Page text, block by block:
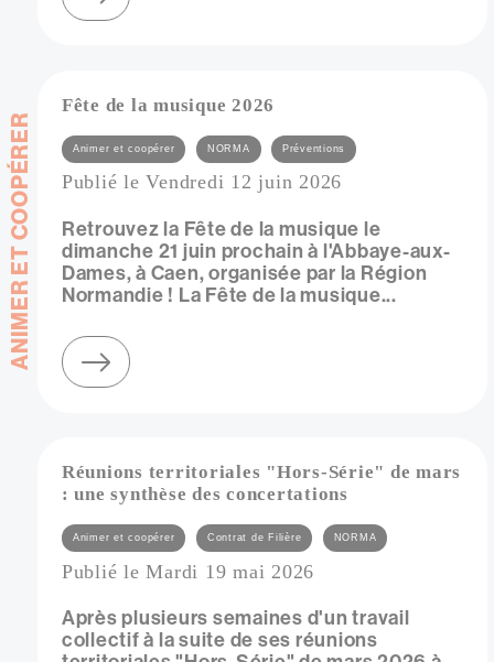
ANIMER ET COOPÉRER
Fête de la musique 2026
Catégories
Animer et coopérer NORMA Préventions
Publié le Vendredi 12 juin 2026
Retrouvez la Fête de la musique le
dimanche 21 juin prochain à l'Abbaye-aux-
Dames, à Caen, organisée par la Région
Normandie ! La Fête de la musique...
Réunions territoriales "Hors-Série" de mars
: une synthèse des concertations
Catégories
Animer et coopérer Contrat de Filière NORMA
Publié le Mardi 19 mai 2026
Après plusieurs semaines d'un travail
collectif à la suite de ses réunions